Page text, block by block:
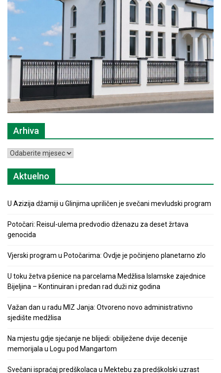
Arhiva
Arhiva
Aktuelno
U Azizija džamiji u Glinjima upriličen je svečani mevludski program
Potočari: Reisul-ulema predvodio dženazu za deset žrtava
genocida
Vjerski program u Potočarima: Ovdje je počinjeno planetarno zlo
U toku žetva pšenice na parcelama Medžlisa Islamske zajednice
Bijeljina – Kontinuiran i predan rad duži niz godina
Važan dan u radu MIZ Janja: Otvoreno novo administrativno
sjedište medžlisa
Na mjestu gdje sjećanje ne blijedi: obilježene dvije decenije
memorijala u Logu pod Mangartom
Svečani ispraćaj predškolaca u Mektebu za predškolski uzrast